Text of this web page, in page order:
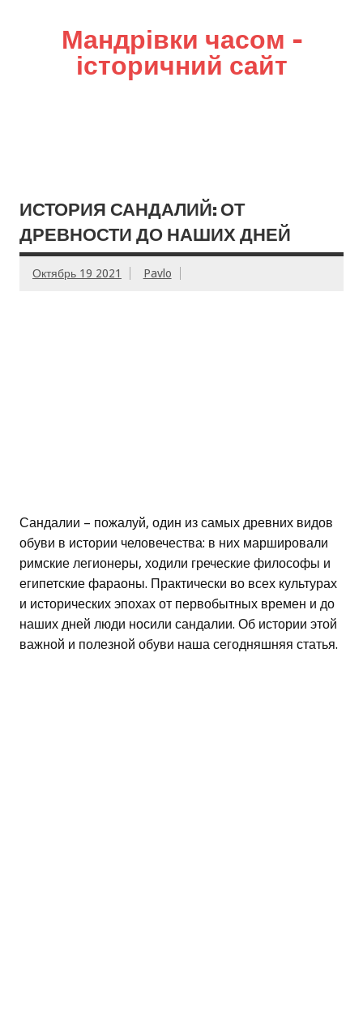
Мандрівки часом –
історичний сайт
ИСТОРИЯ САНДАЛИЙ: ОТ
ДРЕВНОСТИ ДО НАШИХ ДНЕЙ
Октябрь 19 2021 Pavlo
Сандалии – пожалуй, один из самых древних видов
обуви в истории человечества: в них маршировали
римские легионеры, ходили греческие философы и
египетские фараоны. Практически во всех культурах
и исторических эпохах от первобытных времен и до
наших дней люди носили сандалии. Об истории этой
важной и полезной обуви наша сегодняшняя статья.